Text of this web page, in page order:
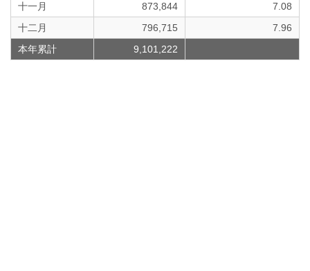
十一月
873,844
7.08
十二月
796,715
7.96
本年累計
9,101,222